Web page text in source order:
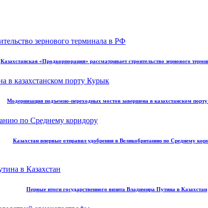
Казахстанская «Продкорпорация» рассматривает строительство зернового
Модернизация подъемно-переходных мостов завершена в казахстанском
Казахстан впервые отправил удобрения в Великобританию по Среднему
Первые итоги государственного визита Владимира Путина в Казахстан